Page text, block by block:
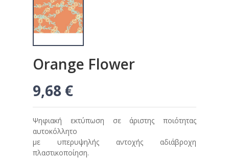
Orange Flower
9,68 €
Ψηφιακή εκτύπωση σε άριστης ποιότητας
αυτοκόλλητο
με υπερυψηλής αντοχής αδιάβροχη
πλαστικοποίηση.